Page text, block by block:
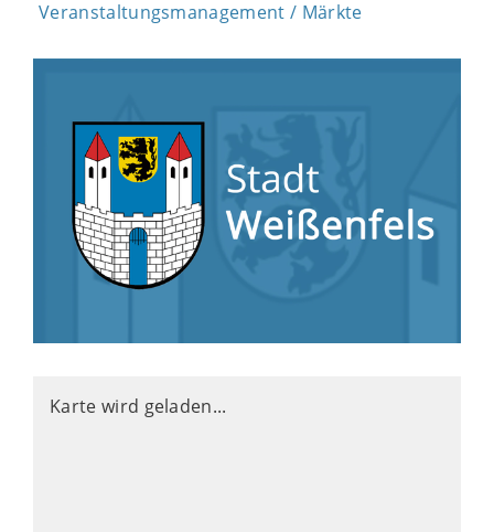
Veranstaltungsmanagement / Märkte
Karte wird geladen...